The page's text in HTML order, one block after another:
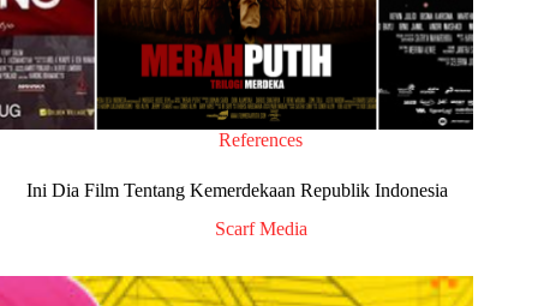
References
Ini Dia Film Tentang Kemerdekaan Republik Indonesia
Scarf Media